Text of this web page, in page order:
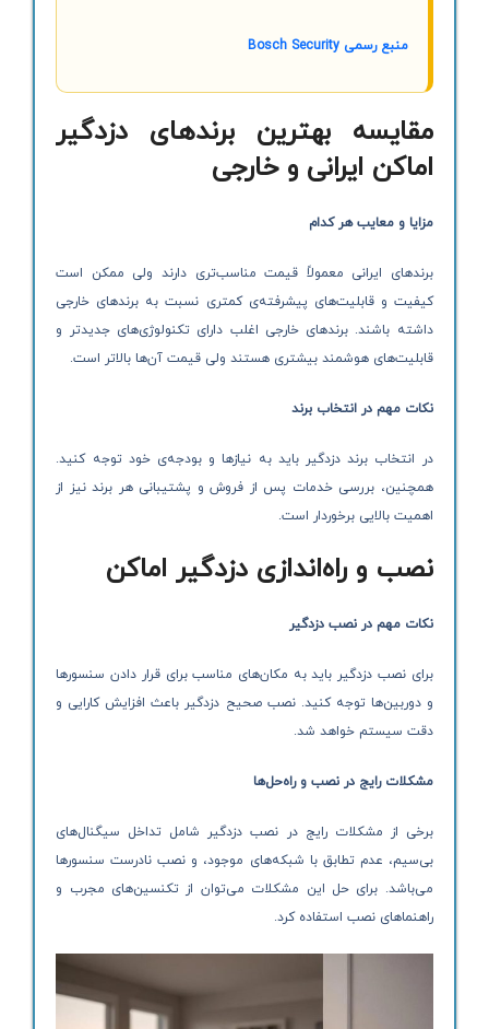
منبع رسمی Bosch Security
مقایسه بهترین برندهای دزدگیر
اماکن ایرانی و خارجی
مزایا و معایب هر کدام
برندهای ایرانی معمولاً قیمت مناسب‌تری دارند ولی ممکن است
کیفیت و قابلیت‌های پیشرفته‌ی کمتری نسبت به برندهای خارجی
داشته باشند. برندهای خارجی اغلب دارای تکنولوژی‌های جدیدتر و
قابلیت‌های هوشمند بیشتری هستند ولی قیمت آن‌ها بالاتر است.
نکات مهم در انتخاب برند
در انتخاب برند دزدگیر باید به نیازها و بودجه‌ی خود توجه کنید.
همچنین، بررسی خدمات پس از فروش و پشتیبانی هر برند نیز از
اهمیت بالایی برخوردار است.
نصب و راه‌اندازی دزدگیر اماکن
نکات مهم در نصب دزدگیر
برای نصب دزدگیر باید به مکان‌های مناسب برای قرار دادن سنسورها
و دوربین‌ها توجه کنید. نصب صحیح دزدگیر باعث افزایش کارایی و
دقت سیستم خواهد شد.
مشکلات رایج در نصب و راه‌حل‌ها
برخی از مشکلات رایج در نصب دزدگیر شامل تداخل سیگنال‌های
بی‌سیم، عدم تطابق با شبکه‌های موجود، و نصب نادرست سنسورها
می‌باشد. برای حل این مشکلات می‌توان از تکنسین‌های مجرب و
راهنماهای نصب استفاده کرد.